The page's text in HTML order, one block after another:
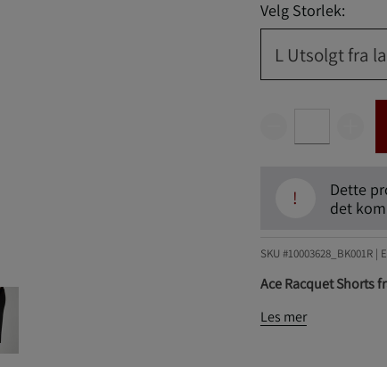
Velg Storlek:
L Utsolgt fra
!
Dette
det
SKU #10003628_BK001R |
Ace Racquet Shorts
Les mer